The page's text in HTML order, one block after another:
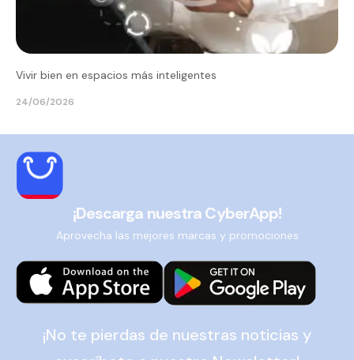
Vivir bien en espacios más inteligentes
24/06/2026
¡Descarga nuestra CyberApp!
Aprovecha las mejores marcas y promociones
¡No te pierdas de nuestras noticias y